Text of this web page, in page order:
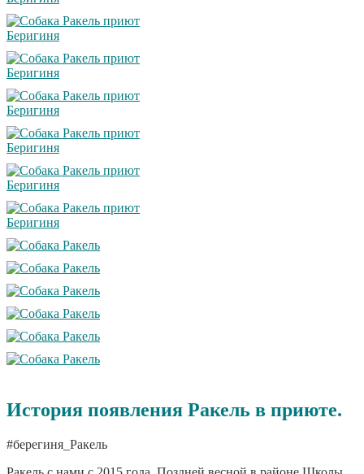
История появления Ракель в приюте.
#берегиня_Ракель